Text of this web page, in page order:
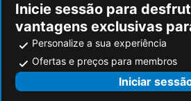
Inicie sessão para
vantagens exclusivas
Personalize a sua experiência
Ofertas e preços para membros
Iniciar